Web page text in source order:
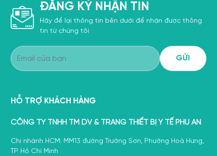
ĐĂNG KÝ NHẬN TIN
Hãy để lại thông tin bên dưới để nhận được thông
tin từ chúng tôi
HỖ TRỢ KHÁCH HÀNG
CÔNG TY TNHH TM DV & TRANG THIẾT BỊ Y TẾ PHÚ AN
Chi nhánh HCM: MM13 đường Trường Sơn, Phường Hoà Hưng,
TP Hồ Chí Minh